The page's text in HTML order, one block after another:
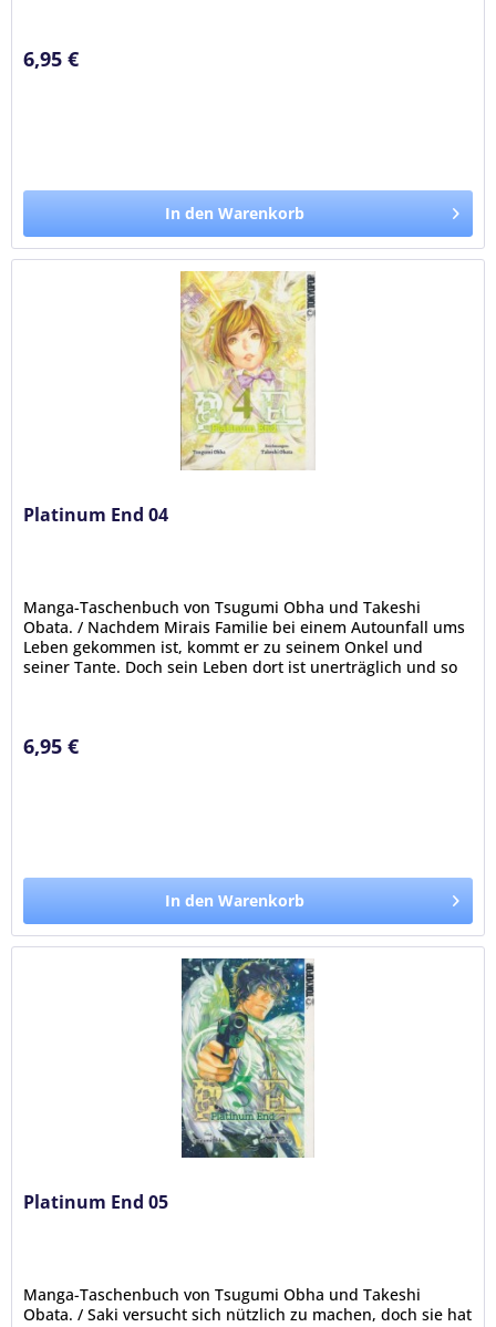
6,95 €
In den Warenkorb
Platinum End 04
Manga-Taschenbuch von Tsugumi Obha und Takeshi
Obata. / Nachdem Mirais Familie bei einem Autounfall ums
Leben gekommen ist, kommt er zu seinem Onkel und
seiner Tante. Doch sein Leben dort ist unerträglich und so
6,95 €
In den Warenkorb
Platinum End 05
Manga-Taschenbuch von Tsugumi Obha und Takeshi
Obata. / Saki versucht sich nützlich zu machen, doch sie hat